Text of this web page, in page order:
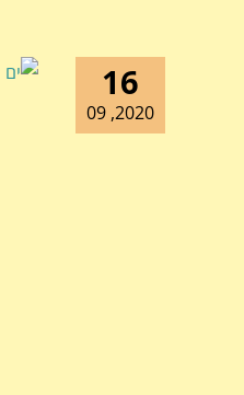
16
2020, 09